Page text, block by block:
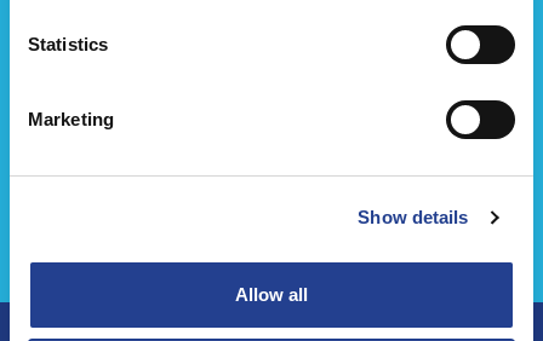
Statistics
Marketing
Show details
Allow all